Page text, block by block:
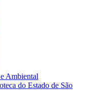
Ambiental
do Estado de São